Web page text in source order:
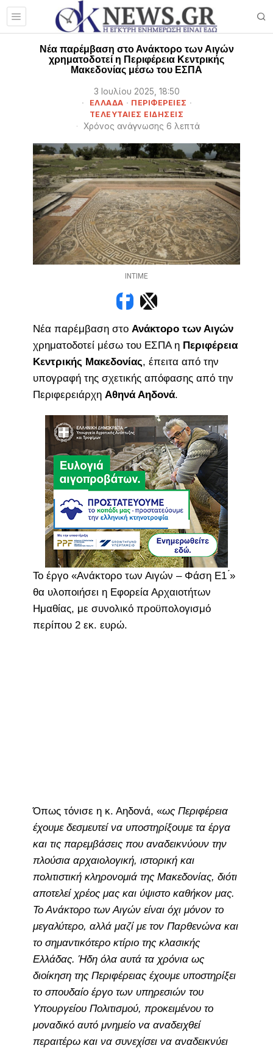
Νέα παρέμβαση στο Ανάκτορο των Αιγών
χρηματοδοτεί η Περιφέρεια Κεντρικής
Μακεδονίας μέσω του ΕΣΠΑ
3 Ιουλίου 2025, 18:50
ΕΛΛΑΔΑ · ΠΕΡΙΦΈΡΕΙΕΣ ·
ΤΕΛΕΥΤΑΙΕΣ ΕΙΔΗΣΕΙΣ
Χρόνος ανάγνωσης 6 λεπτά
INTIME
Νέα παρέμβαση στο Ανάκτορο των Αιγών
χρηματοδοτεί μέσω του ΕΣΠΑ η Περιφέρεια
Κεντρικής Μακεδονίας, έπειτα από την
υπογραφή της σχετικής απόφασης από την
Περιφερειάρχη Αθηνά Αηδονά.
Το έργο «Ανάκτορο των Αιγών – Φάση Ε1 ́»
θα υλοποιήσει η Εφορεία Αρχαιοτήτων
Ημαθίας, με συνολικό προϋπολογισμό
περίπου 2 εκ. ευρώ.
Όπως τόνισε η κ. Αηδονά, «ως Περιφέρεια
έχουμε δεσμευτεί να υποστηρίξουμε τα έργα
και τις παρεμβάσεις που αναδεικνύουν την
πλούσια αρχαιολογική, ιστορική και
πολιτιστική κληρονομιά της Μακεδονίας, διότι
αποτελεί χρέος μας και ύψιστο καθήκον μας.
Το Ανάκτορο των Αιγών είναι όχι μόνον το
μεγαλύτερο, αλλά μαζί με τον Παρθενώνα και
το σημαντικότερο κτίριο της κλασικής
Ελλάδας. Ήδη όλα αυτά τα χρόνια ως
διοίκηση της Περιφέρειας έχουμε υποστηρίξει
το σπουδαίο έργο των υπηρεσιών του
Υπουργείου Πολιτισμού, προκειμένου το
μοναδικό αυτό μνημείο να αναδειχθεί
περαιτέρω και να συνεχίσει να αναδεικνύει